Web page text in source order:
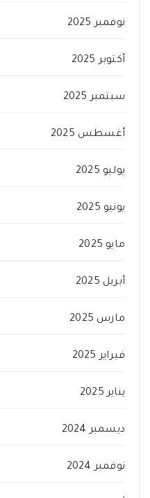
نوفمبر 2025
أكتوبر 2025
سبتمبر 2025
أغسطس 2025
يوليو 2025
يونيو 2025
مايو 2025
أبريل 2025
مارس 2025
فبراير 2025
يناير 2025
ديسمبر 2024
نوفمبر 2024